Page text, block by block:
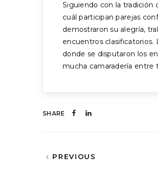
Siguiendo con la tradición
cuál participan parejas
demostraron su alegría,
encuentros clasificatorios.
donde se disputaron los
mucha camaradería entre
SHARE
PREVIOUS